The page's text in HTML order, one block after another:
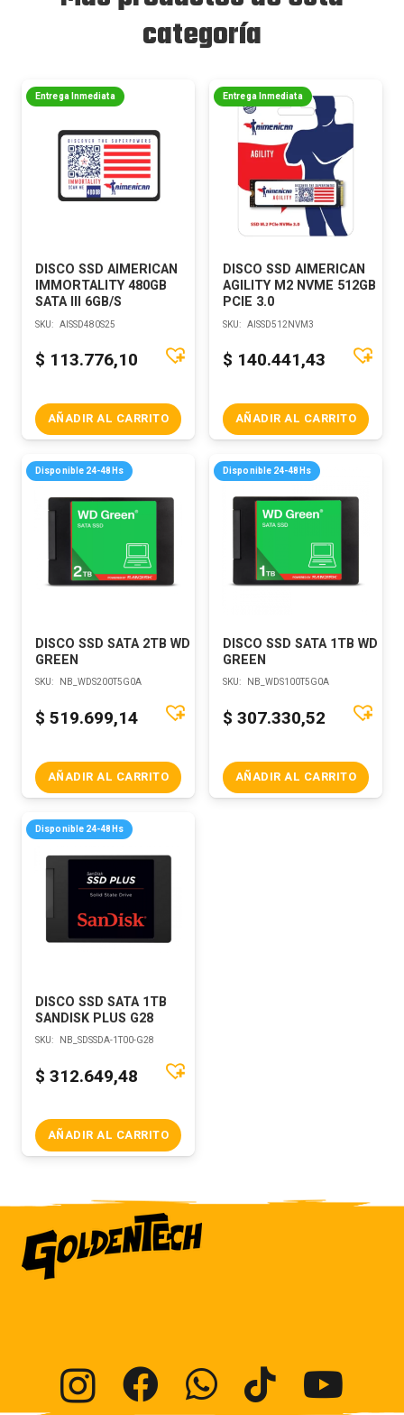
categoría
Entrega Inmediata
DISCO SSD AIMERICAN
IMMORTALITY 480GB
SATA III 6GB/S
SKU: AISSD480S25
$ 113.776,10
AÑADIR AL CARRITO
Entrega Inmediata
DISCO SSD AIMERICAN
AGILITY M2 NVME 512GB
PCIE 3.0
SKU: AISSD512NVM3
$ 140.441,43
AÑADIR AL CARRITO
Disponible 24-48Hs
DISCO SSD SATA 2TB WD
GREEN
SKU: NB_WDS200T5G0A
$ 519.699,14
AÑADIR AL CARRITO
Disponible 24-48Hs
DISCO SSD SATA 1TB WD
GREEN
SKU: NB_WDS100T5G0A
$ 307.330,52
AÑADIR AL CARRITO
Disponible 24-48Hs
DISCO SSD SATA 1TB
SANDISK PLUS G28
SKU: NB_SDSSDA-1T00-G28
$ 312.649,48
AÑADIR AL CARRITO